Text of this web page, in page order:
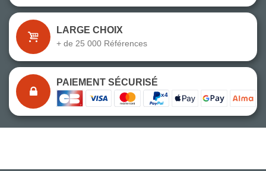
LARGE CHOIX
+ de 25 000 Références
PAIEMENT SÉCURISÉ